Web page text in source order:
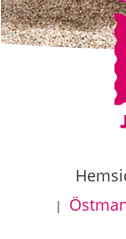
|